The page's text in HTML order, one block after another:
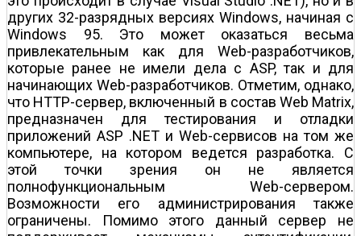
других 32-разрядных версиях Windows, начиная с
Windows 95. Это может оказаться весьма
привлекательным как для Web-разработчиков,
которые ранее не имели дела с ASP, так и для
начинающих Web-разработчиков. Отметим, однако,
что HTTP-сервер, включенный в состав Web Matrix,
предназначен для тестирования и отладки
приложений ASP .NET и Web-сервисов на том же
компьютере, на котором ведется разработка. С
этой точки зрения он не является
полнофункциональным Web-сервером.
Возможности его администрирования также
ограничены. Помимо этого данный сервер не